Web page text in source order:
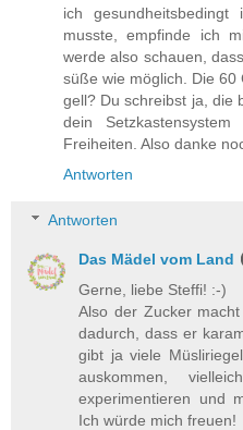
ich
musste, empfinde ich
werde also schauen,
süße wie möglich. Die
gell? Du schreibst ja, die
dein
Freiheiten. Also danke
Antworten
Antworten
Das Mädel vom Land
Gerne, liebe Steffi! :-)
Also der Zucker
dadurch, dass er
gibt ja viele
auskommen,
experimentieren und
Ich würde mich freuen!